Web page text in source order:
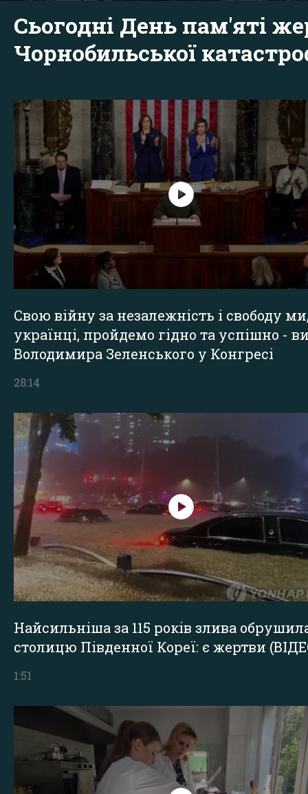
Сьогодні День пам'яті
Чорнобильської
Свою війну за незалежність і свободу
українці, пройдемо гідно та успішно -
Володимира Зеленського у Конгресі
28:14
Найсильніша за 115 років злива
столицю Південної Кореї: є жертви
1:51